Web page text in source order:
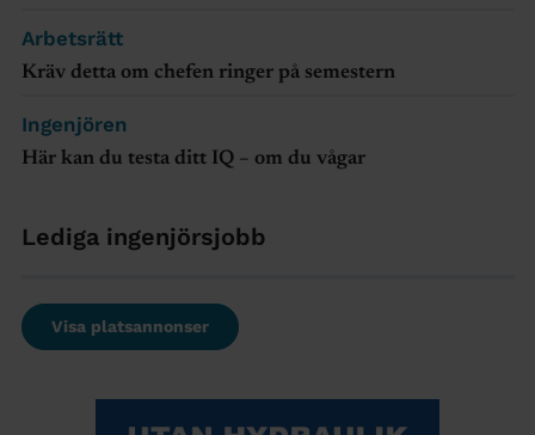
Arbetsrätt
Kräv detta om chefen ringer på semestern
Ingenjören
Här kan du testa ditt IQ – om du vågar
Lediga ingenjörsjobb
Visa platsannonser